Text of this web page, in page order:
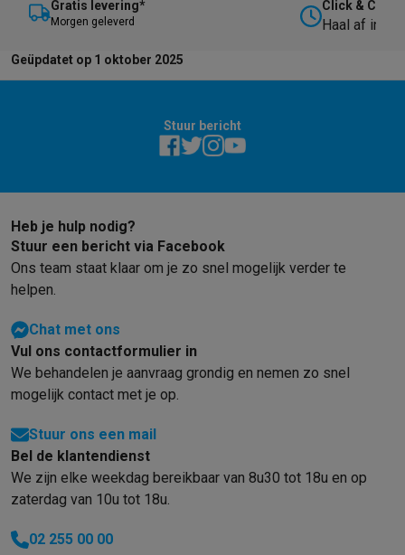
Gratis levering*
M orgen geleverd
Click &
Haal af in
Geüpdatet op 1 oktober 2025
Stuur bericht
Heb je hulp nodig?
Stuur een bericht via Facebook
Ons team staat klaar om je zo snel mogelijk verder te
helpen.
Chat met ons
Vul ons contactformulier in
We behandelen je aanvraag grondig en nemen zo snel
mogelijk contact met je op.
Stuur ons een mail
Bel de klantendienst
We zijn elke weekdag bereikbaar van 8u30 tot 18u en op
zaterdag van 10u tot 18u.
02 255 00 00